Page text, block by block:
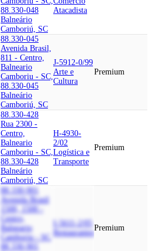
88.330-048
Balneário
Camboriú, SC
Atacadista
88.330-045
Avenida Brasil,
811 - Centro,
Balneario
Camboriu - SC,
88.330-045
Balneário
Camboriú, SC
J-5912-0/99
Arte e
Cultura
Premium
88.330-428
Rua 2300 -
Centro,
Balneario
Camboriu - SC,
88.330-428
Balneário
Camboriú, SC
H-4930-
2/02
Logística e
Transporte
Premium
88.330-901
Avenida Brasil
1500, 1500 -
Centro,
Balneario
Camboriu - SC,
I-5611-2/05
Restaurantes
Premium